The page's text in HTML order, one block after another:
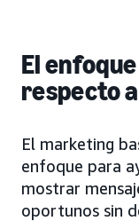
El
respecto
El marketing
enfoque para
mostrar
oportunos sin